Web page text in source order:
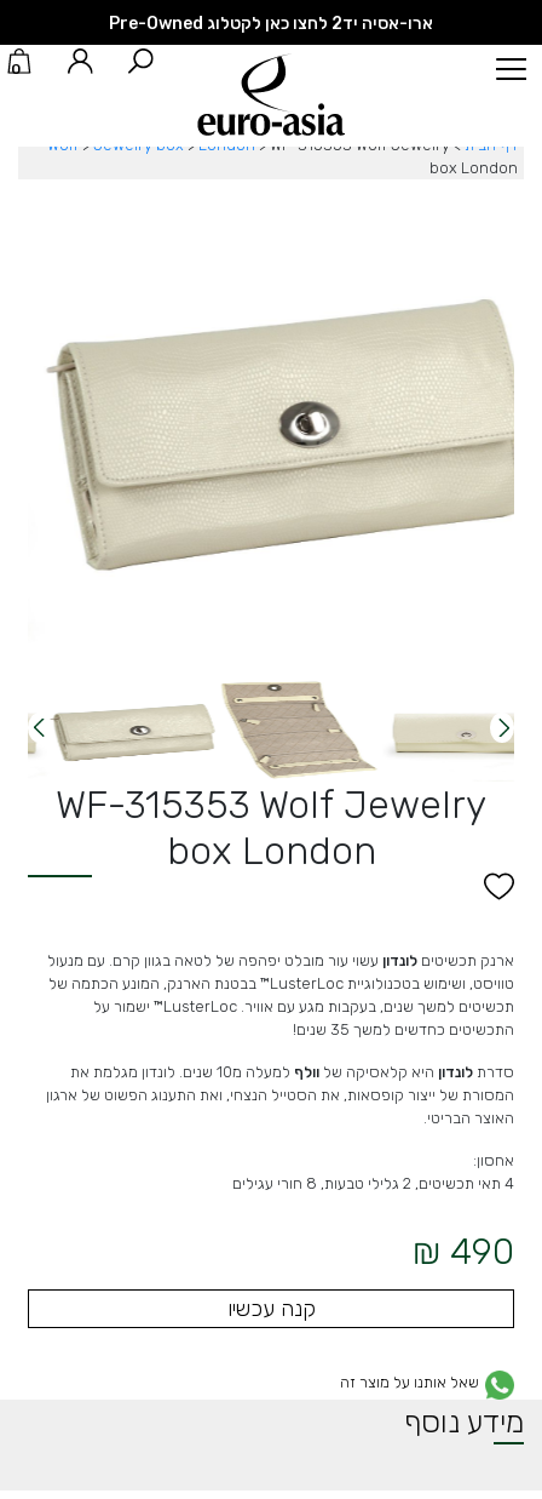
ארו-אסיה יד2 לחצו כאן לקטלוג Pre-Owned
0
דף הבית >
Wolf > Jewelry box > London > WF-315353 Wolf Jewelry
box London
WF-315353 Wolf Jewelry
box London
ארנק תכשיטיםלונדון עשוי עור מובלט יפהפה של לטאה בגוון קרם. עם מנעול
טוויסט, ושימוש בטכנולוגיית
LusterLoc™ בבטנת הארנק, המונע הכתמה של
תכשיטים למשך שנים, בעקבות מגע עם אוויר. LusterLoc™ ישמור על
התכשיטים כחדשים למשך 35 שנים!
סדרתלונדון היא קלאסיקה שלוולף
למעלה מ10 שנים. לונדון מגלמת את
המסורת של ייצור קופסאות, את הסטייל הנצחי, ואת התענוג הפשוט של ארגון
האוצר הבריטי.
אחסון:
4 תאי תכשיטים, 2 גלילי טבעות, 8 חורי עגילים
490 ₪
קנה עכשיו
שאל אותנו על מוצר זה
מידע נוסף